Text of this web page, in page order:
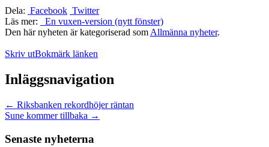
Dela: Facebook Twitter
Läs mer:
En vuxen-version (nytt fönster)
Den här nyheten är kategoriserad som Allmänna nyheter.
Skriv utBokmärk länken
Inläggsnavigation
← Riksbanken rekordhöjer räntan
Sune kommer tillbaka →
Senaste nyheterna